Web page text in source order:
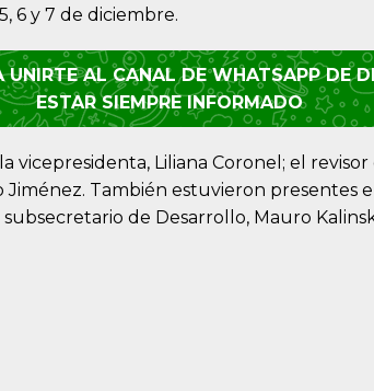
6 y 7 de diciembre.
UNIRTE AL CANAL DE WHATSAPP DE
ESTAR SIEMPRE INFORMADO
vicepresidenta, Liliana Coronel; el
Jiménez. También estuvieron presentes
de Desarrollo, Mauro